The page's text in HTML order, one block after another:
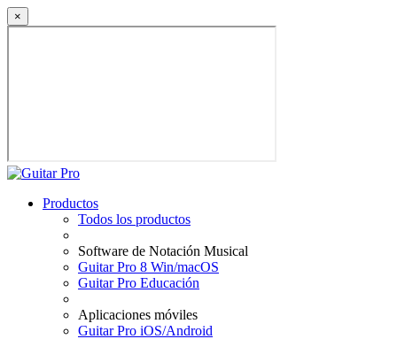
×
Productos
Todos los productos
Software de Notación Musical
Guitar Pro 8 Win/macOS
Guitar Pro Educación
Aplicaciones móviles
Guitar Pro iOS/Android